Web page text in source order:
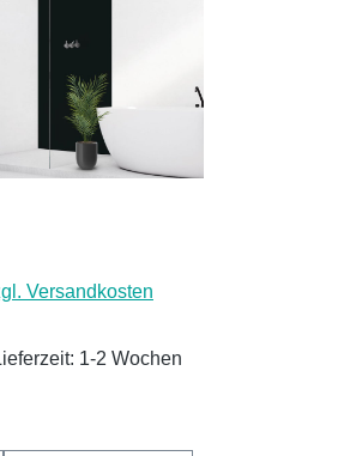
Versandkosten
1-2 Wochen